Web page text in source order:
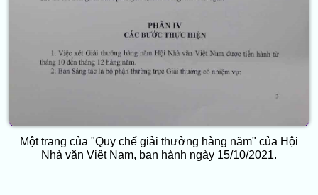
Một trang của "Quy chế giải thưởng hàng năm" của Hội
Nhà văn Việt Nam, ban hành ngày 15/10/2021.